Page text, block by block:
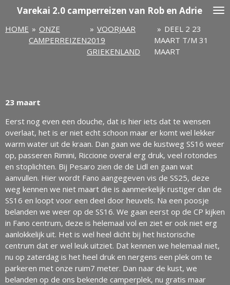
naar
Varekai 2.0 camperreizen van Rob en Adrie
HOME » ONZE
CAMPERREIZEN
» VOORJAAR
2019
GRIEKENLAND
» DEEL 2 23
MAART T/M 31
MAART
23 maart
Eerst nog even een douche, dat is hier iets dat te wensen
overlaat, het is er niet echt schoon maar er komt wel lekker
warm water uit de kraan. Dan gaan we de kustweg SS16 weer
op, passeren Rimini, Riccione overal erg druk, veel rotondes
en stoplichten. Bij Pesaro zien de de Lidl en gaan wat
aanvullen. Hier wordt Fano aangegeven vis de SS25, deze
weg kennen we niet maart die is aanmerkelijk rustiger dan de
SS16 en loopt voor een deel door heuvels. Na een poosje
belanden we weer op de SS16. We gaan eerst op de CP kijken
in Fano centrum, deze is helemaal vol en ziet er ook niet erg
aanlokkelijk uit. Het is wel heel dicht bij het historische
centrum dat er wel leuk uitziet. Dat kennen we helemaal niet,
nu op zaterdag is het heel druk en nergens een plek om te
parkeren met onze ruim7 meter. Dan naar de kust, we
belanden op de ons bekende camperplek, nu gratis maar